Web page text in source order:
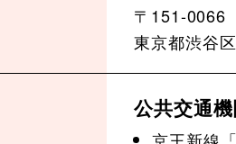
〒151-0066
東京都渋谷
公共交通